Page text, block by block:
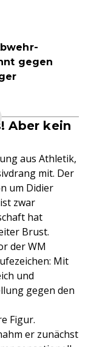
gegen
Aber kein
aus Athletik,
mit. Der
um Didier
zwar
hat
Brust.
der WM
Mit
und
gegen den
Figur.
er zunächst